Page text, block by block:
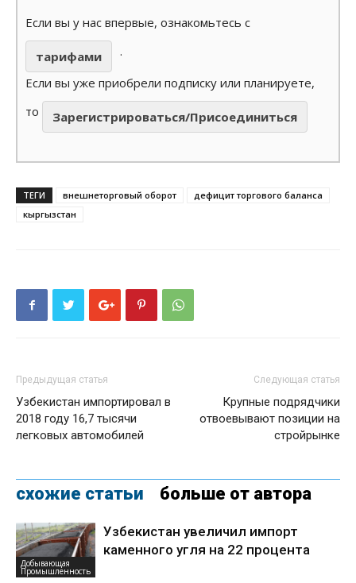
Если вы у нас впервые, ознакомьтесь с
тарифами
.
Если вы уже приобрели подписку или планируете,
то
Зарегистрироваться/Присоединиться
ТЕГИ внешнеторговый оборот
дефицит торгового баланса
кыргызстан
Предыдущая статья
Узбекистан импортировал в
2018 году 16,7 тысячи
легковых автомобилей
Следующая статья
Крупные подрядчики
отвоевывают позиции на
стройрынке
схожие статьи больше от автора
Добывающая
Промышленность
Узбекистан увеличил импорт
каменного угля на 22 процента